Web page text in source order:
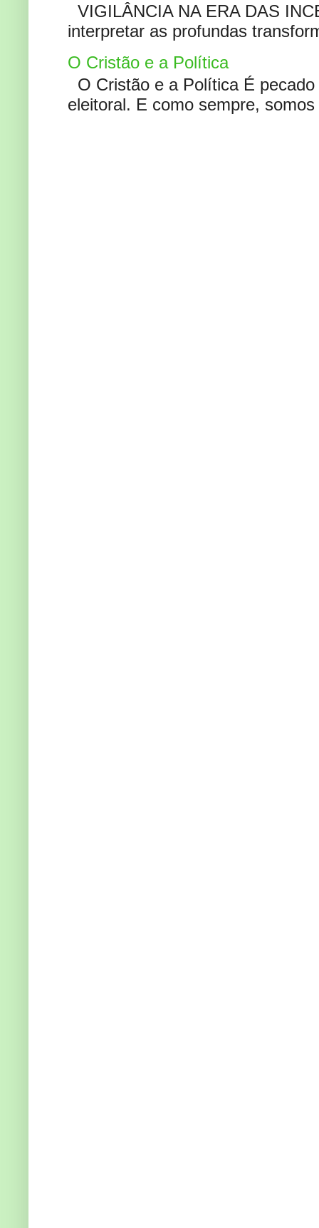
VIGILÂNCIA NA ERA DAS
interpretar as profundas
O Cristão e a Política
O Cristão e a Política É
eleitoral. E como sempre,